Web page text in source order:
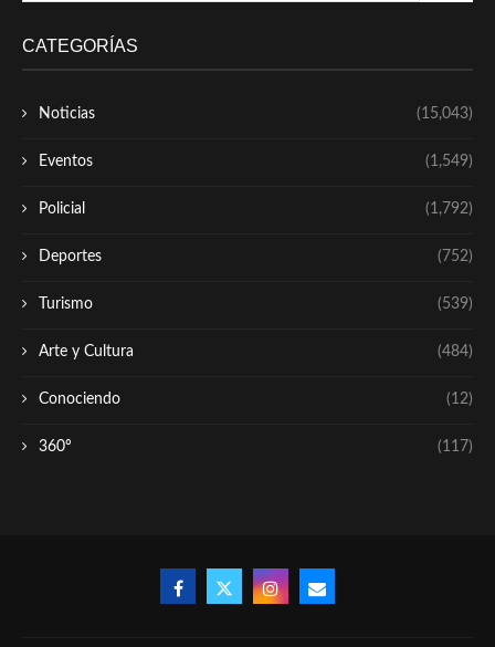
CATEGORÍAS
Noticias (15,043)
Eventos (1,549)
Policial (1,792)
Deportes (752)
Turismo (539)
Arte y Cultura (484)
Conociendo (12)
360º (117)